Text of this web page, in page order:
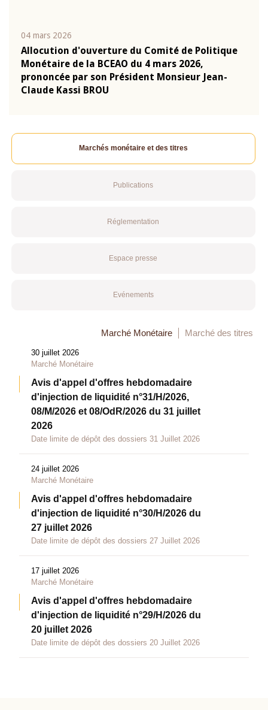
04 mars 2026
Allocution d'ouverture du Comité de Politique
Monétaire de la BCEAO du 4 mars 2026,
prononcée par son Président Monsieur Jean-
Claude Kassi BROU
Marchés monétaire et des titres
Publications
Réglementation
Espace presse
Evénements
Marché Monétaire Marché des titres
30 juillet 2026
Marché Monétaire
Avis d'appel d'offres hebdomadaire
d'injection de liquidité n°31/H/2026,
08/M/2026 et 08/OdR/2026 du 31 juillet
2026
Date limite de dépôt des dossiers 31 Juillet 2026
24 juillet 2026
Marché Monétaire
Avis d'appel d'offres hebdomadaire
d'injection de liquidité n°30/H/2026 du
27 juillet 2026
Date limite de dépôt des dossiers 27 Juillet 2026
17 juillet 2026
Marché Monétaire
Avis d'appel d'offres hebdomadaire
d'injection de liquidité n°29/H/2026 du
20 juillet 2026
Date limite de dépôt des dossiers 20 Juillet 2026